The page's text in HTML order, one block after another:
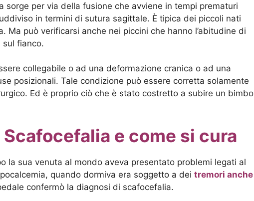
sorge per via della fusione che avviene in tempi prematuri
in termini di sutura sagittale. È tipica dei piccoli nati
Ma può verificarsi anche nei piccini che hanno l’abitudine di
fianco.
collegabile o ad una deformazione cranica o ad una
posizionali. Tale condizione può essere corretta solamente
Ed è proprio ciò che è stato costretto a subire un bimbo
Scafocefalia e come si cura
la sua venuta al mondo aveva presentato problemi legati al
quando dormiva era soggetto a dei tremori anche
confermò la diagnosi di scafocefalia.